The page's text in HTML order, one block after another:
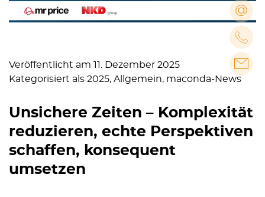
Veröffentlicht am 11. Dezember 2025
Kategorisiert als 2025, Allgemein, maconda-News
Unsichere Zeiten – Komplexität
reduzieren, echte Perspektiven
schaffen, konsequent
umsetzen